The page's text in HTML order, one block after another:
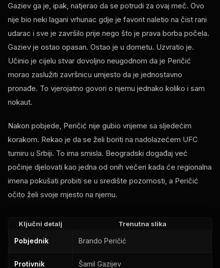
Gaziev ga je, ipak, natjerao da se potrudi za ovaj meč. Ovo
nije bio neki lagani vrhunac gdje je favorit naletio na čist rani
udarac i sve je završilo prije nego što je prava borba počela.
Gaziev je ostao opasan. Ostao je u dometu. Uzvratio je.
Učinio je cijelu stvar dovoljno neugodnom da je Peričić
morao zaslužiti završnicu umjesto da je jednostavno
pronađe. To vjerojatno govori o njemu jednako koliko i sam
nokaut.
Nakon pobjede, Peričić nije gubio vrijeme sa sljedećim
korakom. Rekao je da se želi boriti na nadolazećem UFC
turniru u Srbiji. To ima smisla. Beogradski događaj već
počinje djelovati kao jedna od onih večeri kada će regionalna
imena pokušati probiti se u središte pozornosti, a Peričić
očito želi svoje mjesto na njemu.
Ključni detalj Trenutna slika
Pobjednik Brando Peričić
Protivnik Šamil Gazijev